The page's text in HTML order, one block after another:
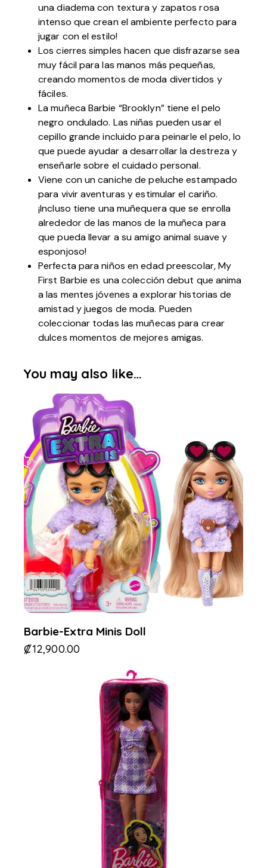
una diadema con textura y zapatos rosa
intenso que crean el ambiente perfecto para
jugar con el estilo!
Los cierres simples hacen que disfrazarse sea
muy fácil para las manos más pequeñas,
creando momentos de moda divertidos y
fáciles.
La muñeca Barbie “Brooklyn” tiene el pelo
negro ondulado. Las niñas pueden usar el
cepillo grande incluido para peinarle el pelo, lo
que puede ayudar a desarrollar la destreza y
enseñarle sobre el cuidado personal.
Viene con un caniche de peluche estampado
para vivir aventuras y estimular el cariño.
¡Incluso tiene una muñequera que se enrolla
alrededor de las manos de la muñeca para
que pueda llevar a su amigo animal suave y
esponjoso!
Perfecta para niños en edad preescolar, My
First Barbie es una colección debut que anima
a las mentes jóvenes a explorar historias de
amistad y juegos de moda. Pueden
coleccionar todas las muñecas para crear
dulces momentos de mejores amigas.
You may also like…
Barbie-Extra Minis Doll
₡12,900.00